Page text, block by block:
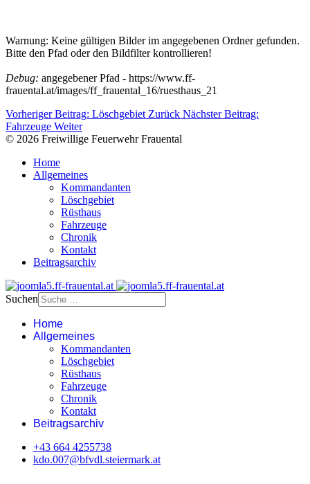
Warnung: Keine gültigen Bilder im angegebenen Ordner gefunden.
Bitte den Pfad oder den Bildfilter kontrollieren!
Debug: angegebener Pfad - https://www.ff-
frauental.at/images/ff_frauental_16/ruesthaus_21
Vorheriger Beitrag: Löschgebiet Zurück Nächster Beitrag:
Fahrzeuge Weiter
© 2026 Freiwillige Feuerwehr Frauental
Home
Allgemeines
Kommandanten
Löschgebiet
Rüsthaus
Fahrzeuge
Chronik
Kontakt
Beitragsarchiv
Suchen
Home
Allgemeines
Kommandanten
Löschgebiet
Rüsthaus
Fahrzeuge
Chronik
Kontakt
Beitragsarchiv
+43 664 4255738‬
kdo.007@bfvdl.steiermark.at